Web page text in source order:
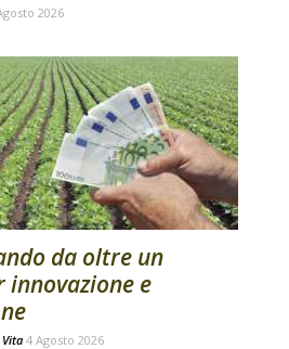
2026
da oltre un
e
4 Agosto 2026